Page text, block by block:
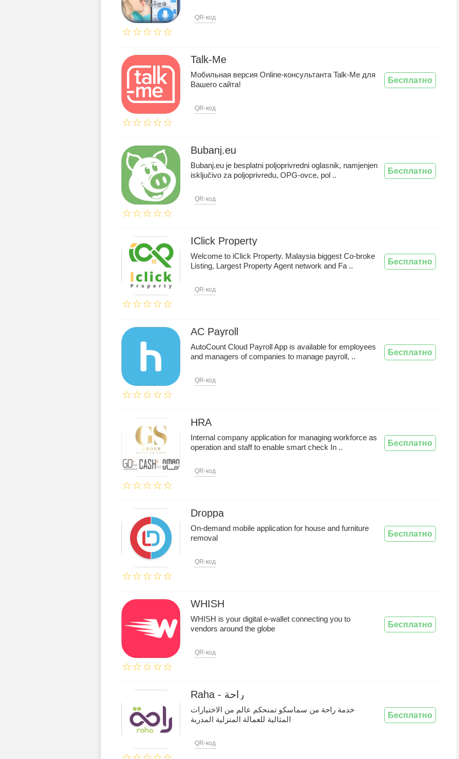
QR-код
Talk-Me
Мобильная версия Online-консультанта Talk-Me для
Вашего сайта!
QR-код
Бесплатно
Bubanj.eu
Bubanj.eu je besplatni poljoprivredni oglasnik, namjenjen
isključivo za poljoprivredu, OPG-ovce, pol ..
QR-код
Бесплатно
IClick Property
Welcome to iClick Property. Malaysia biggest Co-broke
Listing, Largest Property Agent network and Fa ..
QR-код
Бесплатно
AC Payroll
AutoCount Cloud Payroll App is available for employees
and managers of companies to manage payroll, ..
QR-код
Бесплатно
HRA
Internal company application for managing workforce as
operation and staff to enable smart check In ..
QR-код
Бесплатно
Droppa
On-demand mobile application for house and furniture
removal
QR-код
Бесплатно
WHISH
WHISH is your digital e-wallet connecting you to
vendors around the globe
QR-код
Бесплатно
Raha - راحة
خدمة راحة من سماسكو تمنحكم عالم من الاختيارات
المثالية للعمالة المنزلية المدربة
QR-код
Бесплатно